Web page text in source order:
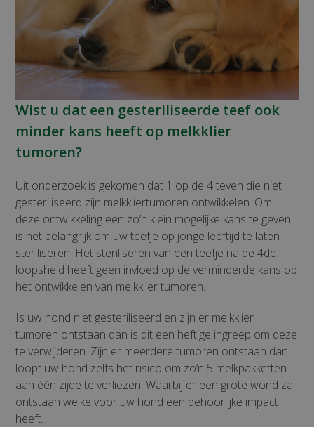
Wist u dat een gesteriliseerde teef ook
minder kans heeft op melkklier
tumoren?
Uit onderzoek is gekomen dat 1 op de 4 teven die niet
gesteriliseerd zijn melkkliertumoren ontwikkelen. Om
deze ontwikkeling een zo’n klein mogelijke kans te geven
is het belangrijk om uw teefje op jonge leeftijd te laten
steriliseren. Het steriliseren van een teefje na de 4de
loopsheid heeft geen invloed op de verminderde kans op
het ontwikkelen van melkklier tumoren.
Is uw hond niet gesteriliseerd en zijn er melkklier
tumoren ontstaan dan is dit een heftige ingreep om deze
te verwijderen. Zijn er meerdere tumoren ontstaan dan
loopt uw hond zelfs het risico om zo’n 5 melkpakketten
aan één zijde te verliezen. Waarbij er een grote wond zal
ontstaan welke voor uw hond een behoorlijke impact
heeft.